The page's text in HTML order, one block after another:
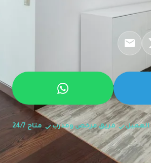
فريق مرخص ومدرب متاح 24/7